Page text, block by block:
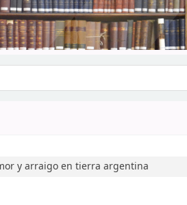
y arraigo en tierra argentina